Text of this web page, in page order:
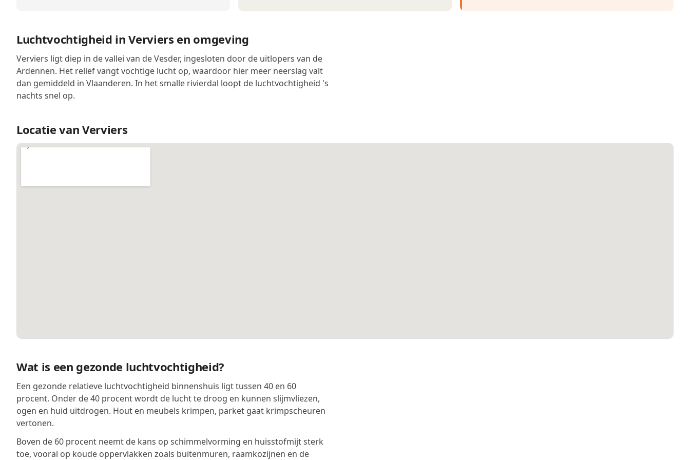
Luchtvochtigheid in Verviers en omgeving
Verviers ligt diep in de vallei van de Vesder, ingesloten door de uitlopers van de
Ardennen. Het reliëf vangt vochtige lucht op, waardoor hier meer neerslag valt
dan gemiddeld in Vlaanderen. In het smalle rivierdal loopt de luchtvochtigheid 's
nachts snel op.
Locatie van Verviers
Wat is een gezonde luchtvochtigheid?
Een gezonde relatieve luchtvochtigheid binnenshuis ligt tussen 40 en 60
procent. Onder de 40 procent wordt de lucht te droog en kunnen slijmvliezen,
ogen en huid uitdrogen. Hout en meubels krimpen, parket gaat krimpscheuren
vertonen.
Boven de 60 procent neemt de kans op schimmelvorming en huisstofmijt sterk
toe, vooral op koude oppervlakken zoals buitenmuren, raamkozijnen en de